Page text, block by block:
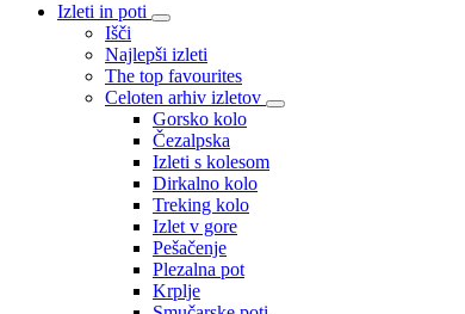
Izleti in poti
Išči
Najlepši izleti
The top favourites
Celoten arhiv izletov
Gorsko kolo
Čezalpska
Izleti s kolesom
Dirkalno kolo
Treking kolo
Izlet v gore
Pešačenje
Plezalna pot
Krplje